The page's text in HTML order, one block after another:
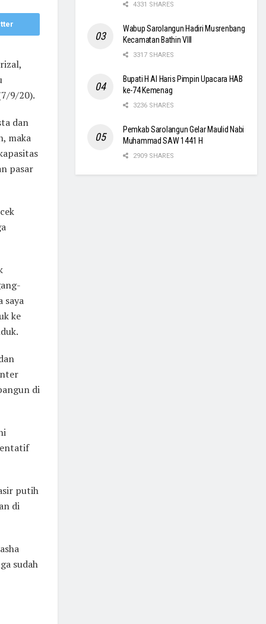
9/20).
dan
maka
pasar
saya
ke
di
putih
di
sudah
4331 SHARES
Wabup Sarolangun Hadiri Musrenbang
Kecamatan Bathin VIII
3317 SHARES
Bupati H Al Haris Pimpin Upacara HAB
ke-74 Kemenag
3236 SHARES
Pemkab Sarolangun Gelar Maulid Nabi
Muhammad SAW 1441 H
2909 SHARES